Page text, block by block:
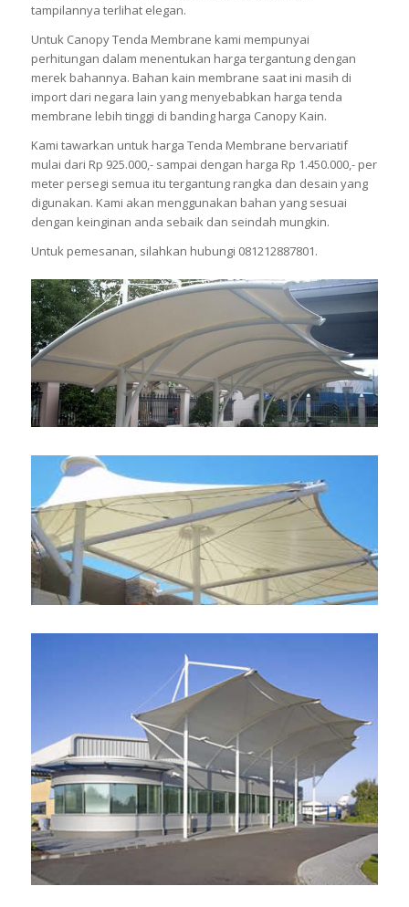
tampilannya terlihat elegan.
Untuk Canopy Tenda Membrane kami mempunyai
perhitungan dalam menentukan harga tergantung dengan
merek bahannya. Bahan kain membrane saat ini masih di
import dari negara lain yang menyebabkan harga tenda
membrane lebih tinggi di banding harga Canopy Kain.
Kami tawarkan untuk harga Tenda Membrane bervariatif
mulai dari Rp 925.000,- sampai dengan harga Rp 1.450.000,- per
meter persegi semua itu tergantung rangka dan desain yang
digunakan. Kami akan menggunakan bahan yang sesuai
dengan keinginan anda sebaik dan seindah mungkin.
Untuk pemesanan, silahkan hubungi 081212887801.